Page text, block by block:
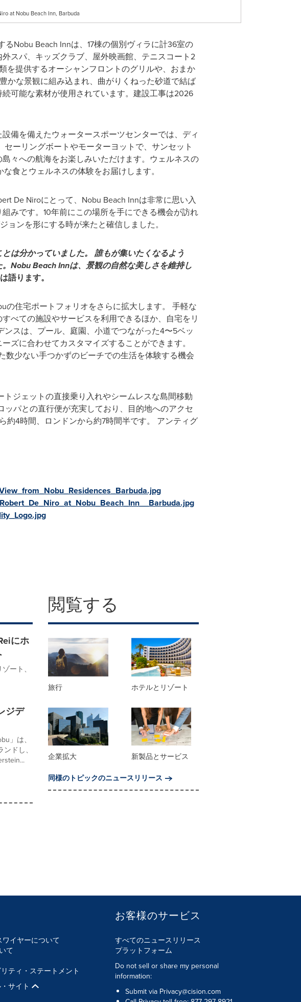
at Nobu Beach Inn, Barbuda
Nobu Beach Innは、17棟の個別ヴィラに計36室の
スパ、キッズクラブ、屋外映画館、テニスコート2
を提供するオーシャンフロントのグリルや、おまか
かな景観に組み込まれ、曲がりくねった砂道で結ば
可能な素材が使用されています。建設工事は2026
備を備えたウォータースポーツセンターでは、ディ
ーリングボートやモーターヨットで、サンセット
々への航海をお楽しみいただけます。ウェルネスの
食とウェルネスの体験をお届けします。
De Niroにとって、Nobu Beach Innは非常に思い入
みです。10年前にこの場所を手にできる機会が訪れ
ョンを形にする時が来たと確信しました。
は分かっていました。 誰もが集いたくなるよう
Nobu Beach Innは、景観の自然な美しさを維持し
語ります。
の住宅ポートフォリオをさらに拡大します。 手軽な
べての施設やサービスを利用できるほか、自宅をリ
スは、プール、庭園、小道でつながった4〜5ベッ
ズに合わせてカスタマイズすることができます。
数少ない手つかずのビーチでの生活を体験する機会
ジェットの直接乗り入れやシームレスな島間移動
パとの直行便が充実しており、目的地へのアクセ
約4時間、ロンドンから約7時間半です。 アンティグ
にホ
ート、
ジデ
」は、
ドし、
閲覧する
旅行 ホテルとリゾート
企業拡大
新製品とサービス
同様のトピックのニュースリリース
ワイヤーについて
て
ティ・ステートメント
サイト
お客様のサービス
すべてのニュースリリース
プラットフォーム
Do not sell or share my personal
information:
Submit via Privacy@cision.com